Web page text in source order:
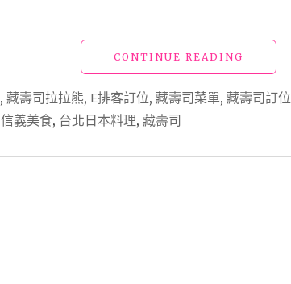
宇
天
元
華
場，
CONTINUE READING
義
美
食
壽
, 藏壽司拉拉熊, E排客訂位, 藏壽司菜單, 藏壽司訂位
信義美食, 台北日本料理, 藏壽司